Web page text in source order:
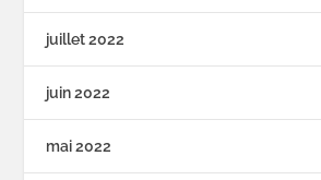
juillet 2022
juin 2022
mai 2022